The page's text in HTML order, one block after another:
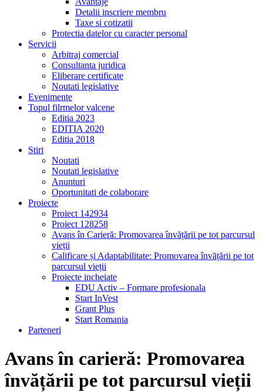
Detalii inscriere membru
Taxe si cotizatii
Protectia datelor cu caracter personal
Servicii
Arbitraj comercial
Consultanta juridica
Eliberare certificate
Noutati legislative
Evenimente
Topul filrmelor valcene
Editia 2023
EDITIA 2020
Editia 2018
Stiri
Noutati
Noutati legislative
Anunturi
Oportunitati de colaborare
Proiecte
Proiect 142934
Proiect 128258
Avans în Carieră: Promovarea învățării pe tot parcursul
vieții
Calificare și Adaptabilitate: Promovarea învățării pe tot
parcursul vieții
Proiecte incheiate
EDU Activ – Formare profesionala
Start InVest
Grant Plus
Start Romania
Parteneri
Avans în carieră: Promovarea
învățării pe tot parcursul vieții